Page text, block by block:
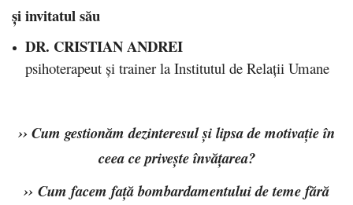
și invitatul său
DR. CRISTIAN ANDREI
psihoterapeut și trainer la Institutul de Relații Umane
›› Cum gestionăm dezinteresul și lipsa de motivație în
ceea ce privește învățarea?
›› Cum facem față bombardamentului de teme fără